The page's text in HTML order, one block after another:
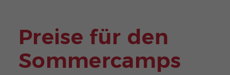
Preise für den
Sommercamps